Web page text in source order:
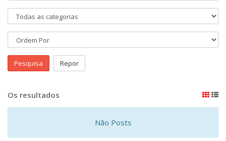
Pesquisa Repor
Os resultados
Não Posts